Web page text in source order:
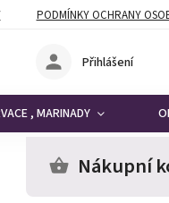
PODMÍNKY OCHRANY
Přihlášení
, MARINADY
Nákupní